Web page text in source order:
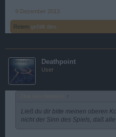
9 Dezember 2013
Reiem gefällt dies.
Deathpoint
User
↑
Ließ du dir bitte meinen oberen
nicht der Sinn des Spiels, daß